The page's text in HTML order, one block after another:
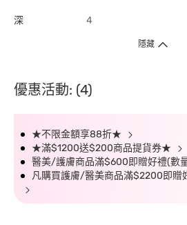
深 4
隱藏
優惠活動: (4)
★不限金額享88折★
★滿$1200送$200商品提貨券★
醫美/護膚商品滿$600即贈好禮(數
凡購買護膚/醫美商品滿$2200即贈